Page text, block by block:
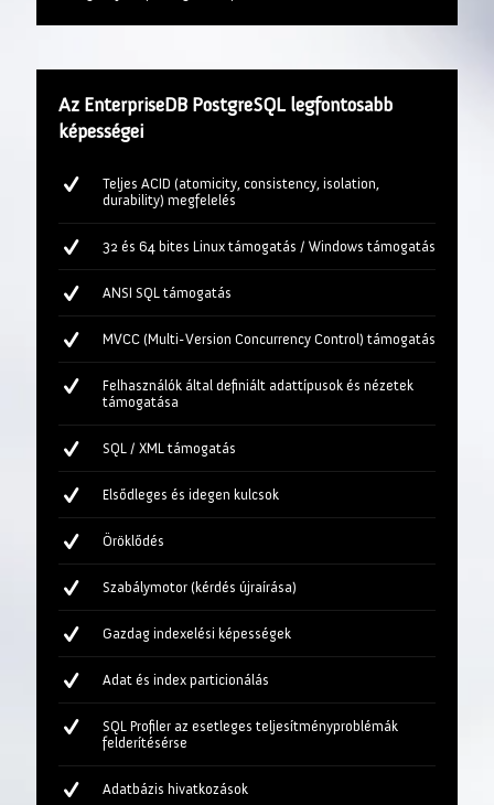
Az EnterpriseDB PostgreSQL legfontosabb
képességei
Teljes ACID (atomicity, consistency, isolation,
durability) megfelelés
32 és 64 bites Linux támogatás / Windows támogatás
ANSI SQL támogatás
MVCC (Multi-Version Concurrency Control) támogatás
Felhasználók által definiált adattípusok és nézetek
támogatása
SQL / XML támogatás
Elsődleges és idegen kulcsok
Öröklődés
Szabálymotor (kérdés újraírása)
Gazdag indexelési képességek
Adat és index particionálás
SQL Profiler az esetleges teljesítményproblémák
felderítésérse
Adatbázis hivatkozások